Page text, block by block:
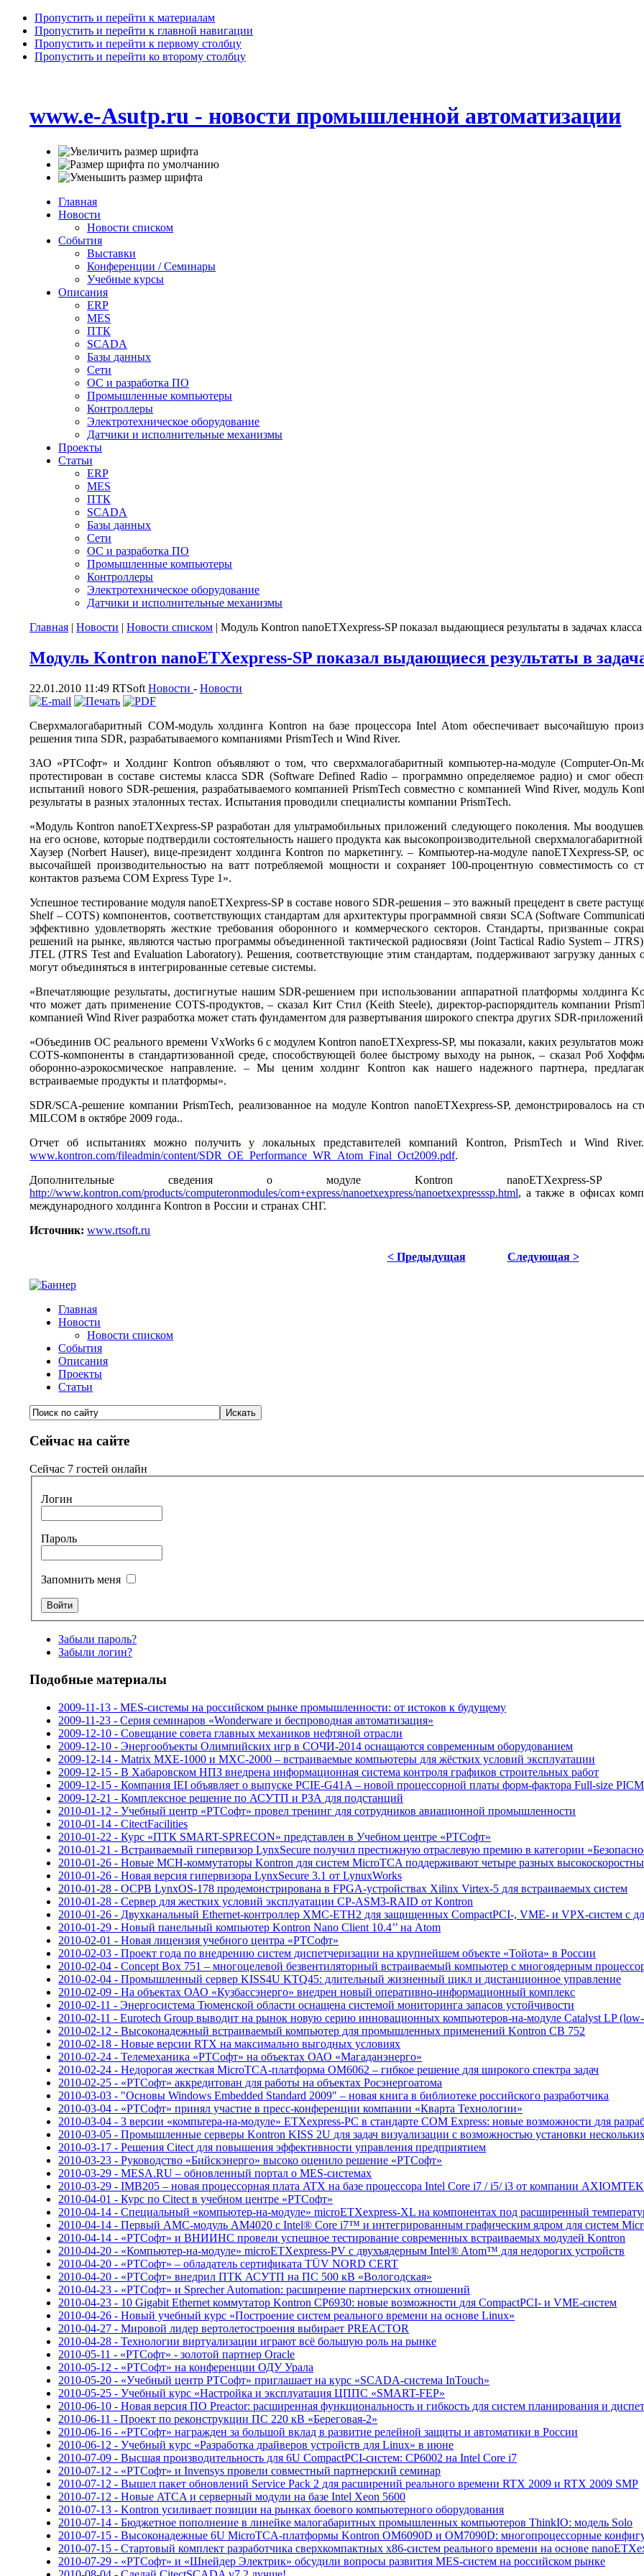
Пропустить и перейти к материалам
Пропустить и перейти к главной навигации
Пропустить и перейти к первому столбцу
Пропустить и перейти ко второму столбцу
www.e-Asutp.ru - новости промышленной автоматизации
Главная
Новости
Новости списком
События
Выставки
Конференции / Семинары
Учебные курсы
Описания
ERP
MES
ПТК
SCADA
Базы данных
Сети
ОС и разработка ПО
Промышленные компьютеры
Контроллеры
Электротехническое оборудование
Датчики и исполнительные механизмы
Проекты
Статьи
ERP
MES
ПТК
SCADA
Базы данных
Сети
ОС и разработка ПО
Промышленные компьютеры
Контроллеры
Электротехническое оборудование
Датчики и исполнительные механизмы
Главная |Новости |Новости списком | Модуль Kontron nanoETXexpress-SP показал выдающиеся результаты в задачах
Модуль Kontron nanoETXexpress-SP показал выдающиеся результаты в
22.01.2010 11:49RTSoftНовости-Новости
Сверхмалогабаритный COM-модуль холдинга Kontron на базе процессора Intel Atom обеспечивает высочайшую
решения типа SDR, разрабатываемого компаниями PrismTech и Wind River.
ЗАО «РТСофт» и Холдинг Kontron объявляют о том, что сверхмалогабаритный компьютер-на-модуле (Computer-On-
протестирован в составе системы класса SDR (Software Defined Radio – программно определяемое радио) и смог
испытаний нового SDR-решения, разрабатываемого компанией PrismTech совместно с компанией Wind River, модуль
результаты в разных эталонных тестах. Испытания проводили специалисты компании PrismTech.
«Модуль Kontron nanoETXexpress-SP разработан для ультрамобильных приложений следующего поколения. Мы
на его основе, которые подтвердили состоятельность нашего продукта как высокопроизводительной
Хаузер (Norbert Hauser), вице-президент холдинга Kontron по маркетингу. – Компьютер-на-модуле nanoETXexpress-
высочайшей производительностью на ватт потребляемой мощности и сохраняет 100-процентную совместимость со
контактов разъема COM Express Type 1».
Успешное тестирование модуля nanoETXexpress-SP в составе нового SDR-решения – это важный прецедент в свете
Shelf – COTS) компонентов, соответствующих стандартам для архитектуры программной связи SCA (Software
эффективно удовлетворять жесткие требования оборонного и коммерческого секторов. Стандарты, призванные
решений на рынке, являются частью программы объединенной тактической радиосвязи (Joint Tactical Radio System –
JTEL (JTRS Test and Evaluation Laboratory). Решения, соответствующие этим стандартам, поддерживают загрузку
могут объединяться в интегрированные сетевые системы.
«Впечатляющие результаты, достигнутые нашим SDR-решением при использовании аппаратной платформы холдинга
что может дать применение COTS-продуктов, – сказал Кит Стил (Keith Steele), директор-распорядитель компании
компанией Wind River разработка может стать фундаментом для развертывания широкого спектра других SDR-
«Объединив ОС реального времени VxWorks 6 с модулем Kontron nanoETXexpress-SP, мы показали, каких результатов
COTS-компоненты в стандартизованной среде, способствующей более быстрому выходу на рынок, – сказал Роб
оборонно-аэрокосмическое направление. – Мы ценим холдинг Kontron как нашего надежного партнера,
встраиваемые продукты и платформы».
SDR/SCA-решение компании PrismTech, реализованное на модуле Kontron nanoETXexpress-SP, демонстрировалось на
MILCOM в октябре 2009 года..
Отчет об испытаниях можно получить у локальных представителей компаний Kontron, PrismTech и Wind
www.kontron.com/fileadmin/content/SDR_OE_Performance_WR_Atom_Final_Oct2009.pdf.
Дополнительные сведения о модуле Kontron
http://www.kontron.com/products/computeronmodules/com+express/nanoetxexpress/nanoetxexpresssp.html, а также в офисах
международного холдинга Kontron в России и странах СНГ.
Источник: www.rtsoft.ru
< Предыдущая Следующая >
Главная
Новости
Новости списком
События
Описания
Проекты
Статьи
Сейчас на сайте
Сейчас 7 гостей онлайн
Логин
Пароль
Запомнить меня
Забыли пароль?
Забыли логин?
Подобные материалы
2009-11-13 - MES-системы на российском рынке промышленности: от истоков к будущему
2009-11-23 - Серия семинаров «Wonderware и беспроводная автоматизация»
2009-12-10 - Совещание совета главных механиков нефтяной отрасли
2009-12-10 - Энергообъекты Олимпийских игр в СОЧИ-2014 оснащаются современным оборудованием
2009-12-14 - Matrix MXE-1000 и MXC-2000 – встраиваемые компьютеры для жёстких условий эксплуатации
2009-12-15 - В Хабаровском НПЗ внедрена информационная система контроля графиков строительных работ
2009-12-15 - Компания IEI объявляет о выпуске PCIE-G41A – новой процессорной платы форм-фактора Full-size
2009-12-21 - Комплексное решение по АСУТП и РЗА для подстанций
2010-01-12 - Учебный центр «РТСофт» провел тренинг для сотрудников авиационной промышленности
2010-01-14 - CitectFacilities
2010-01-22 - Курс «ПТК SMART-SPRECON» представлен в Учебном центре «РТСофт»
2010-01-21 - Встраиваемый гипервизор LynxSecure получил престижную отраслевую премию в категории
2010-01-26 - Новые MCH-коммутаторы Kontron для систем MicroTCA поддерживают четыре разных
2010-01-26 - Новая версия гипервизора LynxSecure 3.1 от LynuxWorks
2010-01-28 - ОСРВ LynxOS-178 продемонстрирована в FPGA-устройствах Xilinx Virtex-5 для встраиваемых систем
2010-01-28 - Сервер для жестких условий эксплуатации CP-ASM3-RAID от Kontron
2010-01-26 - Двухканальный Ethernet-контроллер XMC-ETH2 для защищенных CompactPCI-, VME- и VPX-систем с
2010-01-29 - Новый панельный компьютер Kontron Nano Client 10.4’’ на Atom
2010-02-01 - Новая лицензия учебного центра «РТСофт»
2010-02-03 - Проект года по внедрению систем диспетчеризации на крупнейшем объекте «Тойота» в России
2010-02-04 - Concept Box 751 – многоцелевой безвентиляторный встраиваемый компьютер с многоядерным
2010-02-04 - Промышленный сервер KISS4U KTQ45: длительный жизненный цикл и дистанционное управление
2010-02-09 - На объектах ОАО «Кузбассэнерго» внедрен новый оперативно-информационный комплекс
2010-02-11 - Энергосистема Тюменской области оснащена системой мониторинга запасов устойчивости
2010-02-11 - Eurotech Group выводит на рынок новую серию инновационных компьютеров-на-модуле Catalyst LP
2010-02-12 - Высоконадежный встраиваемый компьютер для промышленных применений Kontron CB 752
2010-02-18 - Новые версии RTX на максимально выгодных условиях
2010-02-24 - Телемеханика «РТСофт» на объектах ОАО «Магаданэнерго»
2010-02-24 - Недорогая жесткая MicroTCA-платформа OM6062 – гибкое решение для широкого спектра задач
2010-02-25 - «РТСофт» аккредитован для работы на объектах Росэнергоатома
2010-03-03 - "Основы Windows Embedded Standard 2009" – новая книга в библиотеке российского разработчика
2010-03-04 - «РТСофт» принял участие в пресс-конференции компании «Кварта Технологии»
2010-03-04 - 3 версии «компьтера-на-модуле» ETXexpress-PC в стандарте COM Express: новые возможности для
2010-03-05 - Промышленные серверы Kontron KISS 2U для задач визуализации с возможностью установки
2010-03-17 - Решения Citect для повышения эффективности управления предприятием
2010-03-23 - Руководство «Бийскэнерго» высоко оценило решение «РТСофт»
2010-03-29 - MESA.RU – обновленный портал о MES-системах
2010-03-29 - IMB205 – новая процессорная плата ATX на базе процессора Intel Core i7 / i5/ i3 от компании AXIOMTEK
2010-04-01 - Курс по Citect в учебном центре «РТСофт»
2010-04-14 - Специальный «компьютер-на-модуле» microETXexpress-XL на компонентах под расширенный
2010-04-14 - Первый AMC-модуль AM4020 с Intel® Core i7™ и интегрированным графическим ядром для систем
2010-04-14 - «РТСофт» и ВНИИНС провели успешное тестирование современных встраиваемых модулей Kontron
2010-04-20 - «Компьютер-на-модуле» microETXexpress-PV с двухъядерным Intel® Atom™ для недорогих устройств
2010-04-20 - «РТСофт» – обладатель сертификата TÜV NORD CERT
2010-04-20 - «РТСофт» внедрил ПТК АСУТП на ПС 500 кВ «Вологодская»
2010-04-23 - «РТСофт» и Sprecher Automation: расширение партнерских отношений
2010-04-23 - 10 Gigabit Ethernet коммутатор Kontron CP6930: новые возможности для CompactPCI- и VME-систем
2010-04-26 - Новый учебный курс «Построение систем реального времени на основе Linux»
2010-04-27 - Мировой лидер вертолетостроения выбирает PREACTOR
2010-04-28 - Технологии виртуализации играют всё большую роль на рынке
2010-05-11 - «РТСофт» - золотой партнер Oracle
2010-05-12 - «РТСофт» на конференции ОДУ Урала
2010-05-20 - «Учебный центр РТСофт» приглашает на курс «SCADA-система InTouch»
2010-05-25 - Учебный курс «Настройка и эксплуатация ЦППС «SMART-FEP»
2010-06-10 - Новая версия ПО Preactor: расширенная функциональность и гибкость для систем планирования и
2010-06-11 - Проект по реконструкции ПС 220 кВ «Береговая-2»
2010-06-16 - «РТСофт» награжден за большой вклад в развитие релейной защиты и автоматики в России
2010-06-12 - Учебный курс «Разработка драйверов устройств для Linux» в июне
2010-07-09 - Высшая производительность для 6U CompactPCI-систем: CP6002 на Intel Core i7
2010-07-12 - «РТСофт» и Invensys провели совместный партнерский семинар
2010-07-12 - Вышел пакет обновлений Service Pack 2 для расширений реального времени RTX 2009 и RTX 2009 SMP
2010-07-12 - Новые ATCA и серверный модули на базе Intel Xeon 5600
2010-07-13 - Kontron усиливает позиции на рынках боевого компьютерного оборудования
2010-07-14 - Бюджетное пополнение в линейке малогабаритных промышленных компьютеров ThinkIO: модель Solo
2010-07-15 - Высоконадежные 6U MicroTCA-платформы Kontron OM6090D и OM7090D: многопроцессорные
2010-07-15 - Стартовый комплект разработчика сверхкомпактных x86-систем реального времени на основе
2010-07-29 - «РТСофт» и «Шнейдер Электрик» обсудили вопросы развития MES-систем на российском рынке